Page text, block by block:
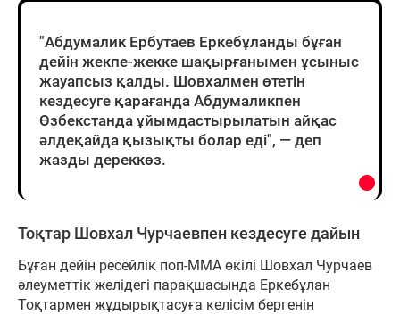
"Абдумалик Ербутаев Еркебұланды бұған
дейін жекпе-жекке шақырғанымен ұсыныс
жауапсыз қалды. Шовхалмен өтетін
кездесуге қарағанда Абдумаликпен
Өзбекстанда ұйымдастырылатын айқас
әлдеқайда қызықты болар еді", — деп
жазды дереккөз.
Тоқтар Шовхал Чурчаевпен кездесуге дайын
Бұған дейін ресейлік поп-ММА өкілі Шовхал Чурчаев
әлеуметтік желідегі парақшасында Еркебұлан
Тоқтармен жұдырықтасуға келісім бергенін